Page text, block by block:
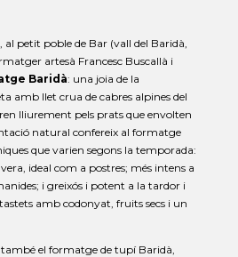
al petit poble de Bar (vall del Baridà,
artesà Francesc Buscallà i
Baridà: una joia de la
amb llet crua de cabres alpines del
lliurement pels prats que envolten
natural confereix al formatge
que varien segons la temporada:
ideal com a postres; més intens a
i greixós i potent a la tardor i
tastets amb codonyat, fruits secs i un
el formatge de tupí Baridà,